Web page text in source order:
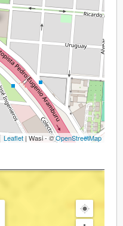
Leaflet | Wasi - ©OpenStreetMap